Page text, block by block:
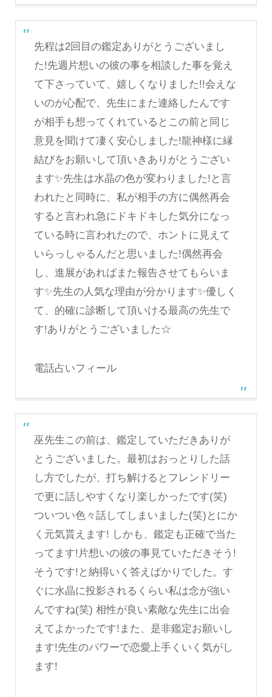
先程は2回目の鑑定ありがとうございまし
た!先週片想いの彼の事を相談した事を覚え
て下さっていて、嬉しくなりました!!会えな
いのが心配で、先生にまた連絡したんです
が相手も想ってくれているとこの前と同じ
意見を聞けて凄く安心しました!龍神様に縁
結びをお願いして頂いきありがとうござい
ます✨先生は水晶の色が変わりました!と言
われたと同時に、私が相手の方に偶然再会
すると言われ急にドキドキした気分になっ
ている時に言われたので、ホントに見えて
いらっしゃるんだと思いました!偶然再会
し、進展があればまた報告させてもらいま
す✨先生の人気な理由が分かります✨優しく
て、的確に診断して頂いける最高の先生で
す!ありがとうございました☆
電話占いフィール
巫先生この前は、鑑定していただきありが
とうございました。最初はおっとりした話
し方でしたが、打ち解けるとフレンドリー
で更に話しやすくなり楽しかったです(笑)
ついつい色々話してしまいました(笑)とにか
く元気貰えます! しかも、鑑定も正確で当た
ってます!片想いの彼の事見ていただきそう!
そうです!と納得いく答えばかりでした。す
ぐに水晶に投影されるくらい私は念が強い
んですね(笑) 相性が良い素敵な先生に出会
えてよかったです!また、是非鑑定お願いし
ます!先生のパワーで恋愛上手くいく気がし
ます!